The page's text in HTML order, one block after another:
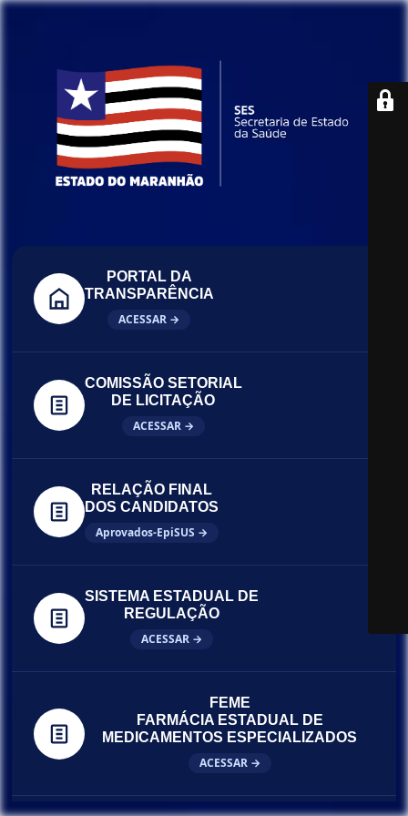
PORTAL DA
TRANSPARÊNCIA
ACESSAR →
COMISSÃO SETORIAL
DE LICITAÇÃO
ACESSAR →
RELAÇÃO FINAL
DOS CANDIDATOS
Aprovados-EpiSUS →
SISTEMA ESTADUAL DE
REGULAÇÃO
ACESSAR →
FEME
FARMÁCIA ESTADUAL DE
MEDICAMENTOS ESPECIALIZADOS
ACESSAR →